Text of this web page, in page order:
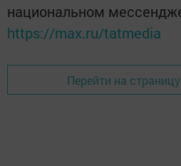
национальном
https://max.ru/tatmedia
Перейти на